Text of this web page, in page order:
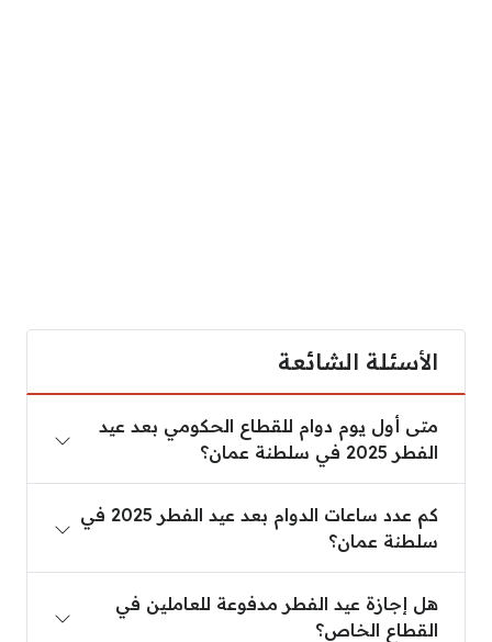
الأسئلة الشائعة
متى أول يوم دوام للقطاع الحكومي بعد عيد
الفطر 2025 في سلطنة عمان؟
كم عدد ساعات الدوام بعد عيد الفطر 2025 في
سلطنة عمان؟
هل إجازة عيد الفطر مدفوعة للعاملين في
القطاع الخاص؟